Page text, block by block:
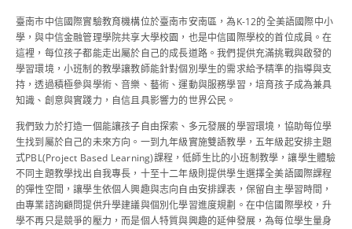
臺南市中信國際實驗教育機構位於臺南市安南區，為K-12的全美語國際中小
學，與中信金融管理學院共享大學校園，也是中信國際學校的首位成員。在
這裡，每位孩子都能走出屬於自己的成長道路。我們提供充滿挑戰與啟發的
學習環境，小班制的教學讓教師能針對個別學生的需求給予精準的指導與支
持，透過積極參與學術、音樂、藝術、運動與服務學習，培育孩子成為兼具
知識、創意與實踐力，自信且具影響力的世界公民。
我們致力於打造一個能讓孩子自由探索、多元發展的學習環境，協助每位學
生找到屬於自己的未來方向。一到九年級實施雙語教學，五年級起安排主題
式PBL(Project Based Learning)課程，低師生比的小班制教學，讓學生體驗
不同主題教學找出自我專長，十至十二年級則提供學生選擇全美語國際課程
的彈性空間，讓學生依個人興趣與志向自由安排課表，保留自主學習時間，
由專業諮詢顧問提供升學建議與個別化學習進度規劃。在中信國際學校，升
學不再只是競爭的壓力，而是個人特質與興趣的延伸發展，為每位學生量身